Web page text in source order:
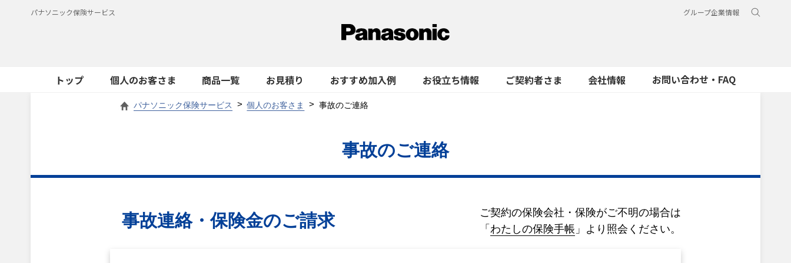
パナソニック保険サービス グループ企業情報
トップ 個人のお客さま 商品一覧 お見積り おすすめ加入例 お役立ち情報 ご契約者さま 会社情報 お問い合わせ・FAQ
パナソニック保険サービス 個人のお客さま 事故のご連絡
事故のご連絡
事故連絡・保険金のご請求
ご契約の保険会社・保険がご不明の場合は
「 わたしの保険手帳 」より照会ください。